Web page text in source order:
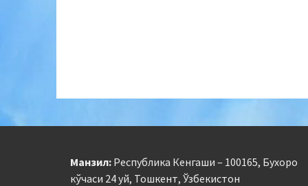
Манзил: Республика Кенгаши – 100165, Бухоро
кўчаси 24 уй, Тошкент, Ўзбекистон